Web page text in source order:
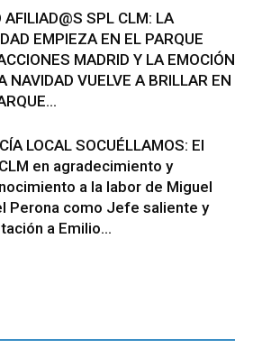
AFILIAD@S SPL CLM: LA
EMPIEZA EN EL PARQUE
MADRID Y LA EMOCIÓN
NAVIDAD VUELVE A BRILLAR EN
LOCAL SOCUÉLLAMOS: El
en agradecimiento y
a la labor de Miguel
Perona como Jefe saliente y
a Emilio...